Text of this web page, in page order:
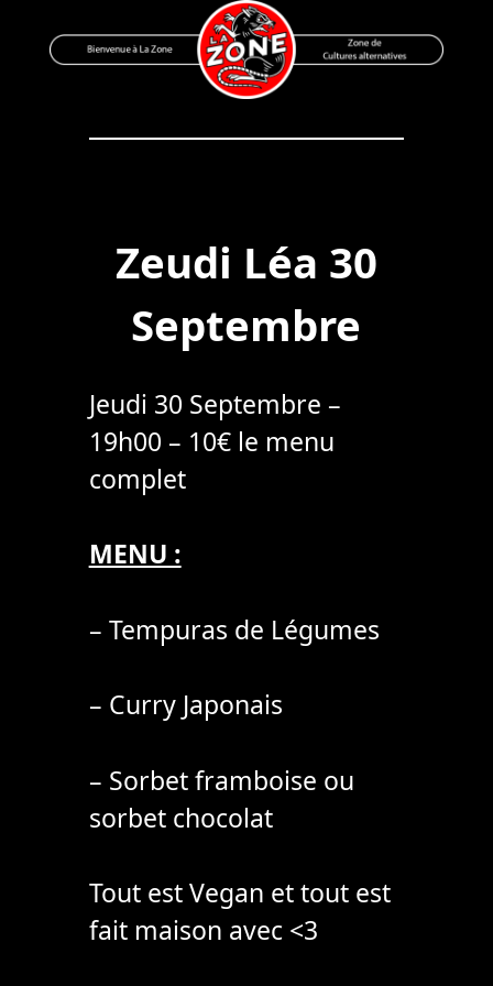
to
Bienvenue à La Zone
Zone de Cultures Alternatives
Zeudi Léa 30
Septembre
Jeudi 30 Septembre –
19h00 – 10€ le menu
complet
MENU :
– Tempuras de Légumes
– Curry Japonais
– Sorbet framboise ou
sorbet chocolat
Tout est Vegan et tout est
fait maison avec <3